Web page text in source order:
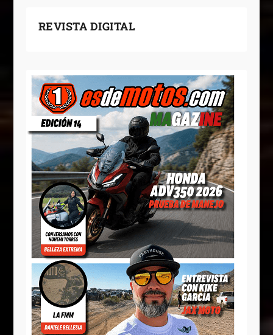
REVISTA DIGITAL